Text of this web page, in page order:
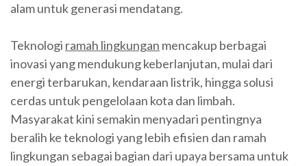
alam untuk generasi mendatang.
Teknologi ramah lingkungan mencakup berbagai
inovasi yang mendukung keberlanjutan, mulai dari
energi terbarukan, kendaraan listrik, hingga solusi
cerdas untuk pengelolaan kota dan limbah.
Masyarakat kini semakin menyadari pentingnya
beralih ke teknologi yang lebih efisien dan ramah
lingkungan sebagai bagian dari upaya bersama untuk